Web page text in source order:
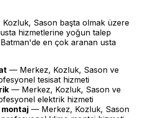
Sason başta olmak üzere
hizmetlerine yoğun talep
en çok aranan usta
— Merkez, Kozluk, Sason ve
tesisat hizmeti
— Merkez, Kozluk, Sason ve
elektrik hizmeti
montaj — Merkez, Kozluk, Sason